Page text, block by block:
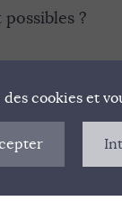
?
QUI
cookies et